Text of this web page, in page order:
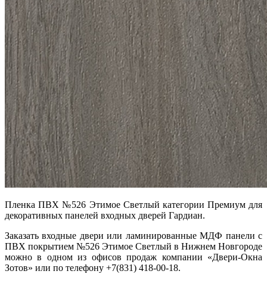
Пленка ПВХ №526 Этимое Светлый категории Премиум для
декоративных панелей входных дверей Гардиан.
Заказать входные двери или ламинированные МДФ панели с
ПВХ покрытием №526 Этимое Светлый в Нижнем Новгороде
можно в одном из офисов продаж компании «Двери-Окна
Зотов» или по телефону +7(831) 418-00-18.